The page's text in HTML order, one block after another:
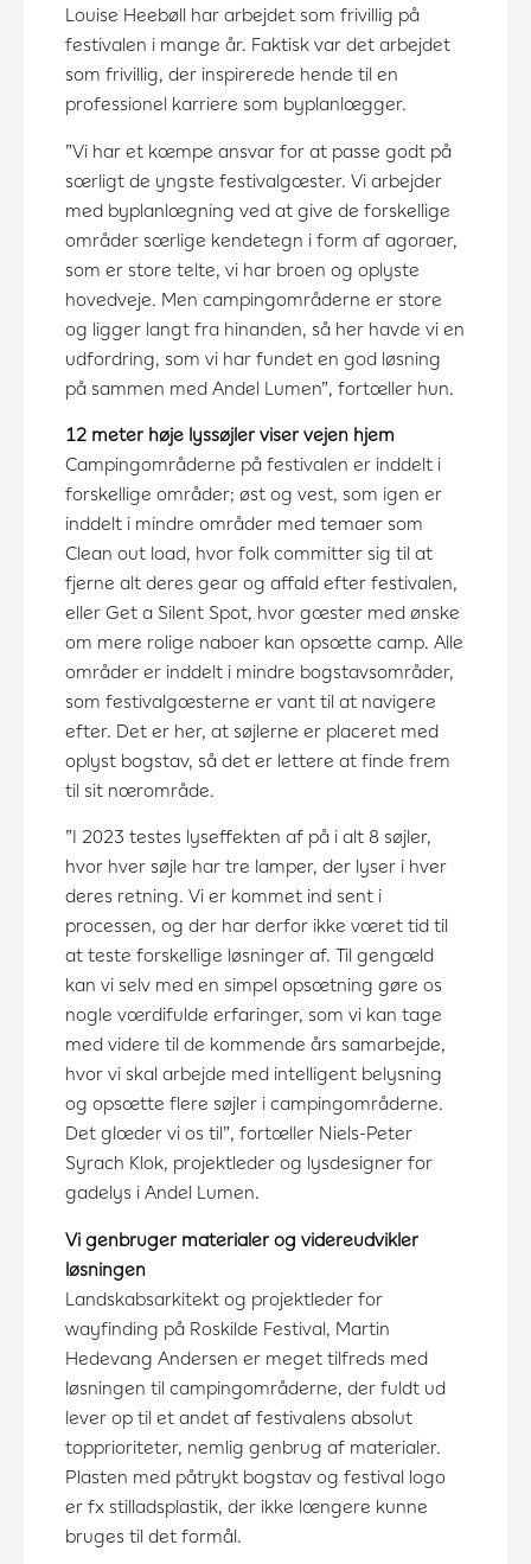
Louise Heebøll har arbejdet som frivillig på
festivalen i mange år. Faktisk var det arbejdet
som frivillig, der inspirerede hende til en
professionel karriere som byplanlægger.
”Vi har et kæmpe ansvar for at passe godt på
særligt de yngste festivalgæster. Vi arbejder
med byplanlægning ved at give de forskellige
områder særlige kendetegn i form af agoraer,
som er store telte, vi har broen og oplyste
hovedveje. Men campingområderne er store
og ligger langt fra hinanden, så her havde vi en
udfordring, som vi har fundet en god løsning
på sammen med Andel Lumen”, fortæller hun.
12 meter høje lyssøjler viser vejen hjem
Campingområderne på festivalen er inddelt i
forskellige områder; øst og vest, som igen er
inddelt i mindre områder med temaer som
Clean out load, hvor folk committer sig til at
fjerne alt deres gear og affald efter festivalen,
eller Get a Silent Spot, hvor gæster med ønske
om mere rolige naboer kan opsætte camp. Alle
områder er inddelt i mindre bogstavsområder,
som festivalgæsterne er vant til at navigere
efter. Det er her, at søjlerne er placeret med
oplyst bogstav, så det er lettere at finde frem
til sit nærområde.
”I 2023 testes lyseffekten af på i alt 8 søjler,
hvor hver søjle har tre lamper, der lyser i hver
deres retning. Vi er kommet ind sent i
processen, og der har derfor ikke været tid til
at teste forskellige løsninger af. Til gengæld
kan vi selv med en simpel opsætning gøre os
nogle værdifulde erfaringer, som vi kan tage
med videre til de kommende års samarbejde,
hvor vi skal arbejde med intelligent belysning
og opsætte flere søjler i campingområderne.
Det glæder vi os til”, fortæller Niels-Peter
Syrach Klok, projektleder og lysdesigner for
gadelys i Andel Lumen.
Vi genbruger materialer og videreudvikler
løsningen
Landskabsarkitekt og projektleder for
wayfinding på Roskilde Festival, Martin
Hedevang Andersen er meget tilfreds med
løsningen til campingområderne, der fuldt ud
lever op til et andet af festivalens absolut
topprioriteter, nemlig genbrug af materialer.
Plasten med påtrykt bogstav og festival logo
er fx stilladsplastik, der ikke længere kunne
bruges til det formål.